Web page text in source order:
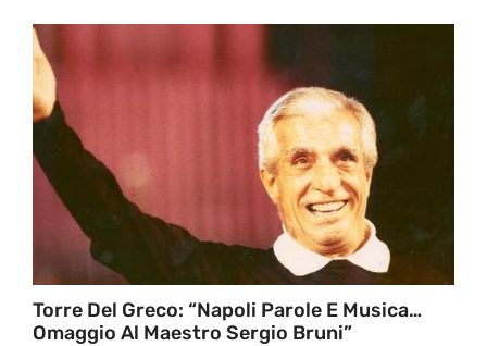
Torre Del Greco: “Napoli Parole E Musica…
Omaggio Al Maestro Sergio Bruni”